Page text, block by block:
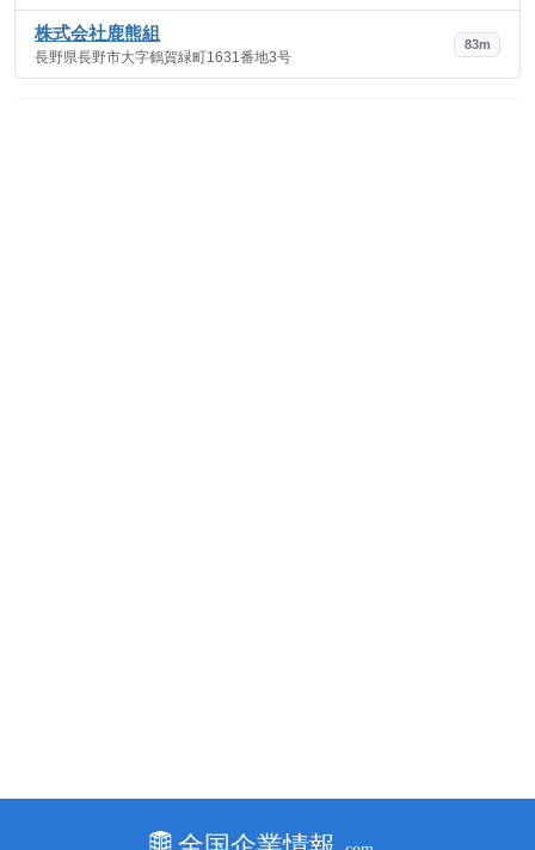
株式会社鹿熊組
長野県長野市大字鶴賀緑町1631番地3号
83m